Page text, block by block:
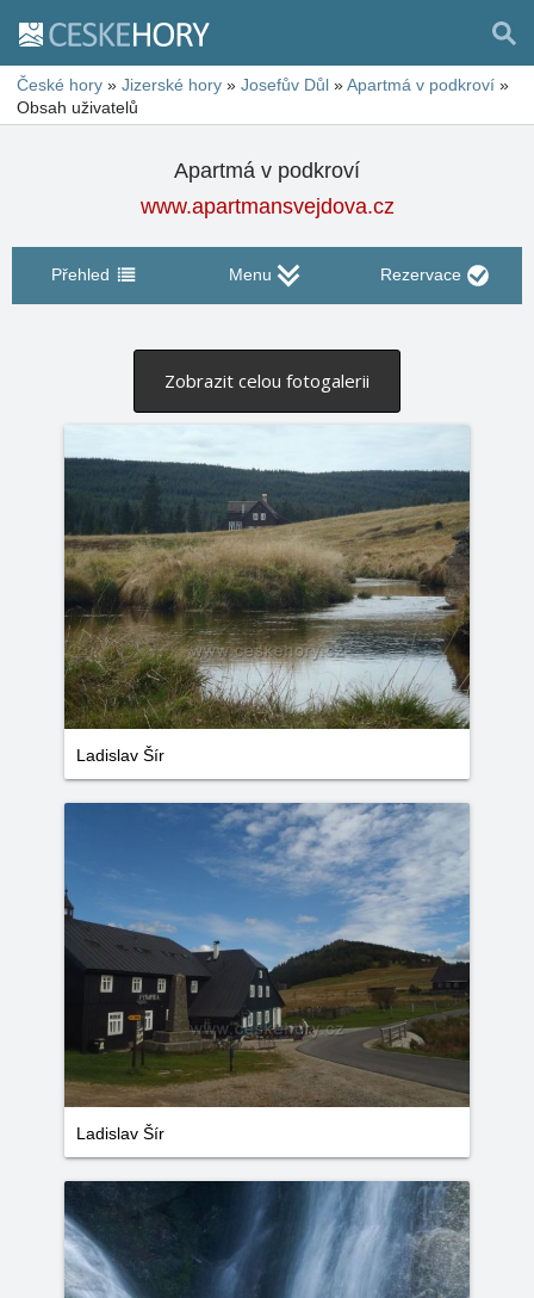
České hory » Jizerské hory » Josefův Důl »Apartmá v podkroví »
Obsah uživatelů
Apartmá v podkroví
www.apartmansvejdova.cz
Přehled Menu Rezervace
Zobrazit celou fotogalerii
Ladislav Šír
Ladislav Šír